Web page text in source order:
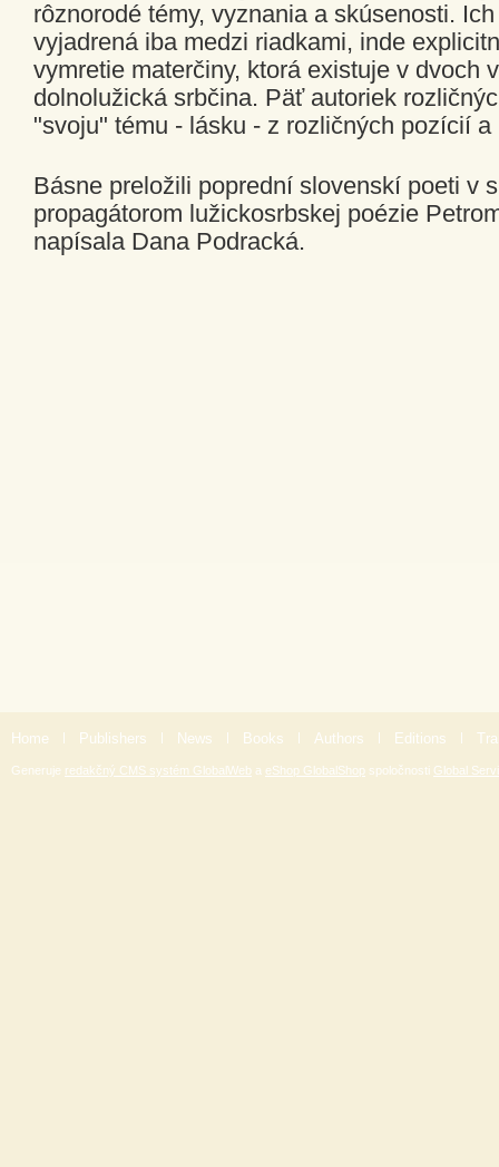
rôznorodé témy, vyznania a skúsenosti.
vyjadrená iba medzi riadkami, inde
vymretie materčiny, ktorá existuje v dvoch
dolnolužická srbčina. Päť autoriek
"svoju" tému - lásku - z rozličných pozícií a
Básne preložili poprední slovenskí poeti v
propagátorom lužickosrbskej poézie
napísala Dana Podracká.
Home | Publishers | News | Books | Authors | Editions |
Generuje redakčný CMS systém GlobalWeb a eShop GlobalShop spoločnosti Global